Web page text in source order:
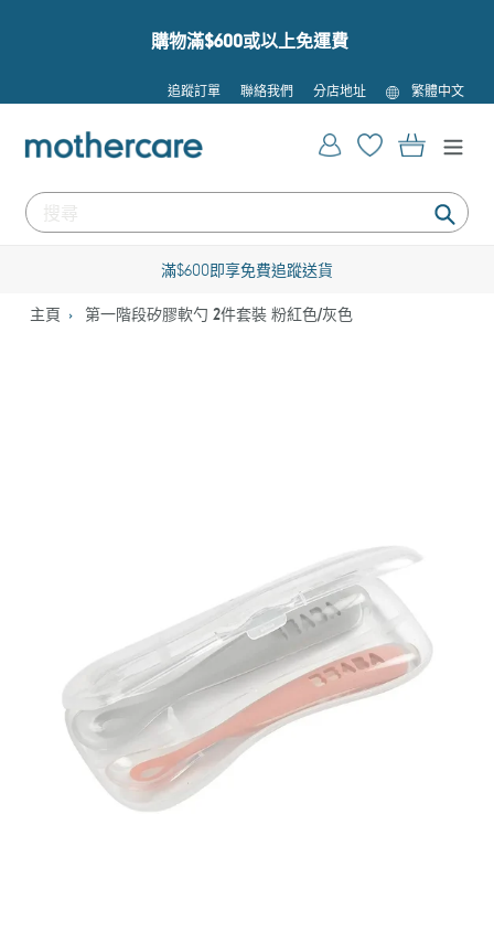
購物滿$600或以上免運費
追蹤訂單 聯絡我們 分店地址
語
言
繁體中文
提
登入 購物車
滿$600即享免費追蹤送貨
主頁 第一階段矽膠軟勺 2件套裝 粉紅色/灰色